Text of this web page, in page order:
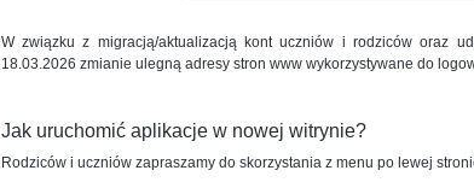
W związku z migracją/aktualizacją kont uczniów i rodziców oraz
18.03.2026 zmianie ulegną adresy stron www wykorzystywane do
Jak uruchomić aplikacje w nowej witrynie?
Rodziców i uczniów zapraszamy do skorzystania z menu po lewej